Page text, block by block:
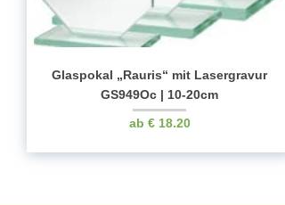
Glaspokal „Rauris“ mit Lasergravur
GS949Oc | 10-20cm
€18.20